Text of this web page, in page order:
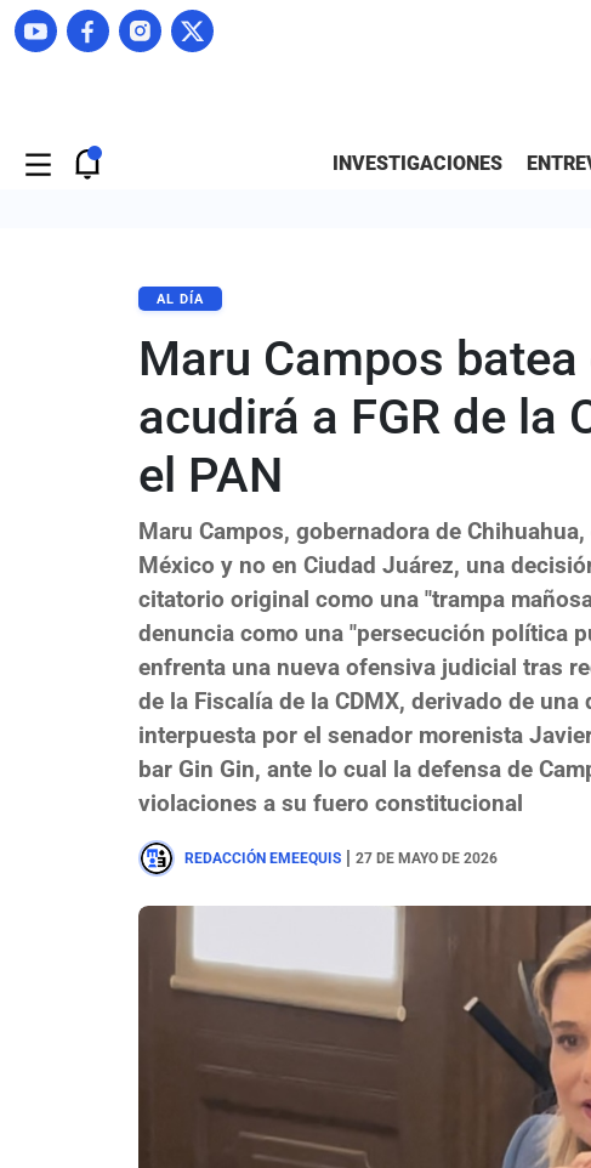
INVESTIGACIONES
AL DÍA
Maru Campos
acudirá a FGR de la
el PAN
Maru Campos, gobernadora de
México y no en Ciudad Juárez, una
citatorio original como una "trampa
denuncia como una "persecución política
enfrenta una nueva ofensiva judicial tras
de la Fiscalía de la CDMX, derivado de
interpuesta por el senador morenista
bar Gin Gin, ante lo cual la defensa de
violaciones a su fuero constitucional
REDACCIÓN EMEEQUIS 27 DE MAYO DE 2026